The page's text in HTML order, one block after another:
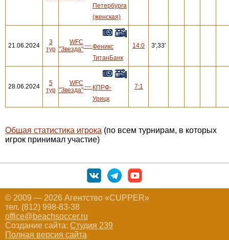
Петербурга
(женская)
21.06.2024
3
тур
WFC
"Звезда" — Феникс
ТитанБанк
14:0 3',33'
28.06.2024
5
тур
WFC
"Звезда" — КПРФ-
Урицк
7:1
Общая статистика игрока (по всем турнирам, в которых
игрок принимал участие)
© 2009 — 2026 Агентство «CUPPER»
тел. (812) 998-83-38
office@beachsoccer.ru
Создание сайта: Студия 239
Полная версия сайта